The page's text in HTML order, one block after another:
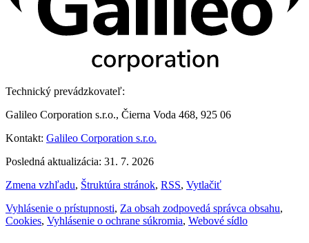
Technický prevádzkovateľ:
Galileo Corporation s.r.o., Čierna Voda 468, 925 06
Kontakt: Galileo Corporation s.r.o.
Posledná aktualizácia: 31. 7. 2026
Zmena vzhľadu, Štruktúra stránok, RSS, Vytlačiť
Vyhlásenie o prístupnosti, Za obsah zodpovedá správca obsahu,
Cookies, Vyhlásenie o ochrane súkromia, Webové sídlo